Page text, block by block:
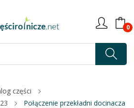
0
części
Połączenie przekładni docinacza